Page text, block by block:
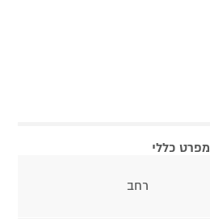
מפרט כללי
רחב